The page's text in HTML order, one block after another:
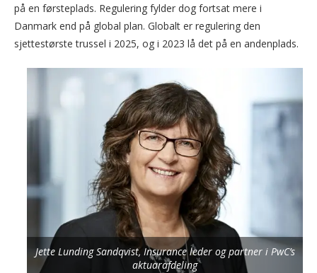
på en førsteplads. Regulering fylder dog fortsat mere i
Danmark end på global plan. Globalt er regulering den
sjettestørste trussel i 2025, og i 2023 lå det på en andenplads.
Jette Lunding Sandqvist, Insurance leder og partner i PwC’s
aktuarafdeling